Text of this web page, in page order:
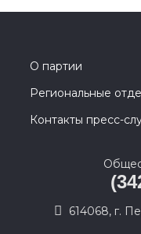
О партии
Региональные
Контакты пресс-
614068, г.